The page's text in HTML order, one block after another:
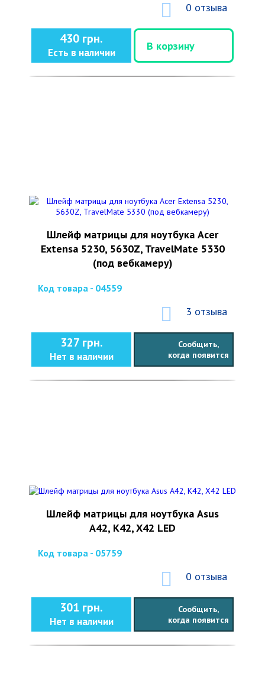
0 отзыва
430 грн.
Есть в наличии
В корзину
Шлейф матрицы для ноутбука Acer
Extensa 5230, 5630Z, TravelMate 5330
(под вебкамеру)
Код товара - 04559
3 отзыва
327 грн.
Нет в наличии
Сообщить,
когда появится
Шлейф матрицы для ноутбука Asus
A42, K42, X42 LED
Код товара - 05759
0 отзыва
301 грн.
Нет в наличии
Сообщить,
когда появится